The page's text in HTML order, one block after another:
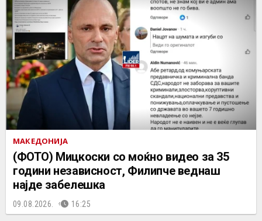
МАКЕДОНИЈА
(ФОТО) Мицкоски со моќно видео за 35
години независност, Филипче веднаш
најде забелешка
09.08.2026. 16:25